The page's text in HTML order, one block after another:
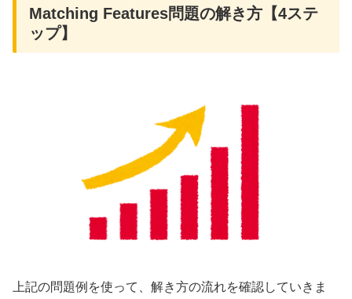
Matching Features問題の解き方【4ステ
ップ】
上記の問題例を使って、解き方の流れを確認していきま